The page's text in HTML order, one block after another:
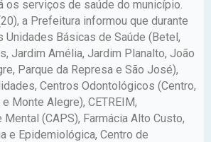
os serviços de saúde do município.
a Prefeitura informou que durante
Básicas de Saúde (Betel,
Jardim Amélia, Jardim Planalto, João
Parque da Represa e São José),
Centros Odontológicos (Centro,
Monte Alegre), CETREIM,
(CAPS), Farmácia Alto Custo,
e Epidemiológica, Centro de